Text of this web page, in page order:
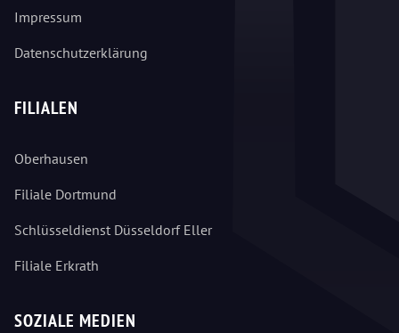
Impressum
Datenschutzerklärung
FILIALEN
Oberhausen
Filiale Dortmund
Schlüsseldienst Düsseldorf Eller
Filiale Erkrath
SOZIALE MEDIEN